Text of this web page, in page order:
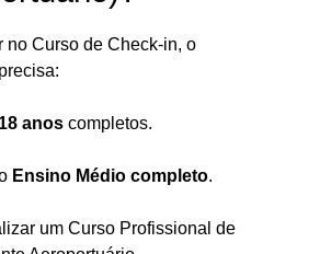
no Curso de Check-in, o
18 anos completos.
Ensino Médio completo.
um Curso Profissional de